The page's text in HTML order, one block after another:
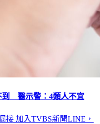
到 醫示警：4類人不宜
接 加入TVBS新聞LINE，